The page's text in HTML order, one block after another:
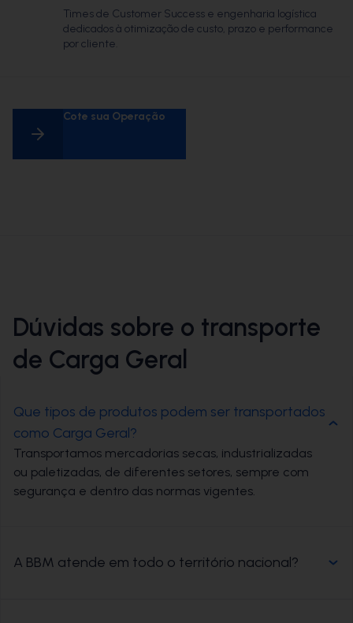
Times de Customer Success e engenharia logística
dedicados à otimização de custo, prazo e performance
por cliente.
Cote sua Operação
Dúvidas sobre o transporte
de Carga Geral
Que tipos de produtos podem ser transportados
como Carga Geral?
Transportamos mercadorias secas, industrializadas
ou paletizadas, de diferentes setores, sempre com
segurança e dentro das normas vigentes.
A BBM atende em todo o território nacional?